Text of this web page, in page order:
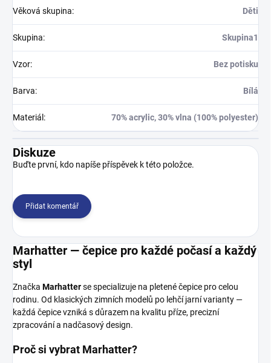
Věková skupina: Děti
Skupina: Skupina1
Vzor: Bez potisku
Barva: Bílá
Materiál : 70% acrylic, 30% vlna (100% polyester)
Diskuze
Buďte první, kdo napíše příspěvek k této položce.
Přidat komentář
Marhatter — čepice pro každé počasí a každý
styl
Značka Marhatterse specializuje na pletené čepice pro celou
rodinu. Od klasických zimních modelů po lehčí jarní varianty —
každá čepice vzniká s důrazem na kvalitu příze, precizní
zpracování a nadčasový design.
Proč si vybrat Marhatter?